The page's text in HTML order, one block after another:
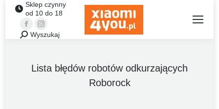
Sklep czynny
od 10 do 18
FacebookInstagram
Szukaj:Wyszukaj
Lista błędów robotów odkurzających
Roborock